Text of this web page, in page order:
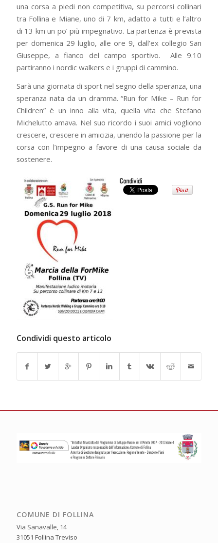
una corsa a piedi non competitiva, su percorsi collinari
tra Follina e Miane, uno di 7 km, adatto a tutti e l’altro
di 13 km un po’ più impegnativo. La partenza è prevista
per domenica 29 luglio, alle ore 9, dall’ex collegio San
Giuseppe, a fianco del campo sportivo. Alle 9.10
partiranno i nordic walkers e i gruppi di cammino.
Sarà una giornata di sport nel segno della speranza, una
speranza nata da un dramma. “Run for Mike – Run for
Children” è un inno alla vita, quella vita che Stefano
Michelutto amava. Nel suo ricordo i suoi amici vogliono
crescere, crescere in amicizia, unendo la passione per la
corsa con l’impegno a favore di una causa sociale da
sostenere.
Condividi questo articolo
COMUNE DI FOLLINA
Via Sanavalle, 14
31051 Follina Treviso